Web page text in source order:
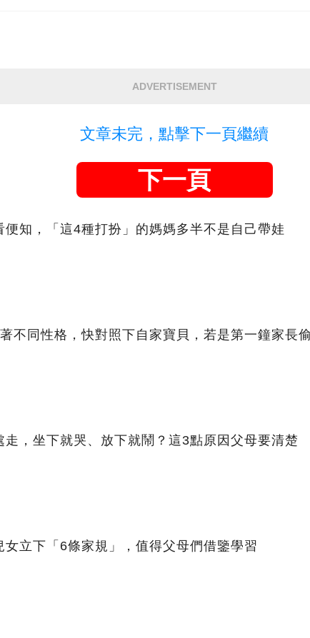
ADVERTISEMENT
文章未完，點擊下一頁繼續
下一頁
知，「這4種打扮」的媽媽多半不是自己帶娃
不同性格，快對照下自家寶貝，若是第一鐘家長偷
，坐下就哭、放下就鬧？這3點原因父母要清楚
立下「6條家規」，值得父母們借鑒學習